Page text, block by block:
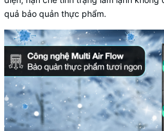
quả bảo quản thực phẩm.